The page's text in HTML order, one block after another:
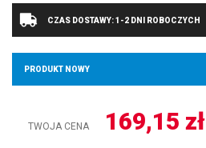
CZAS DOSTAWY: 1-2 DNI ROBOCZYCH
PRODUKT NOWY
TWOJA CENA 169,15 zł